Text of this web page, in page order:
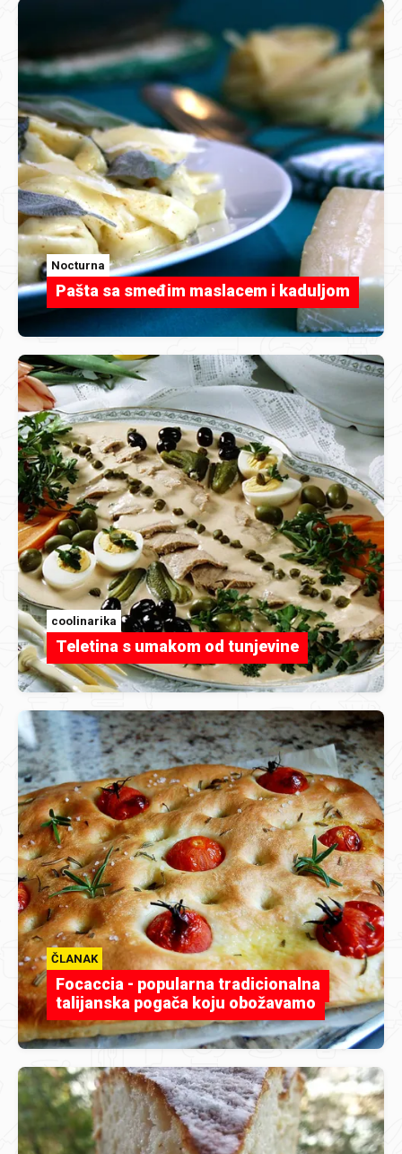
Nocturna
Pašta sa smeđim maslacem i kaduljom
coolinarika
Teletina s umakom od tunjevine
ČLANAK
Focaccia - popularna tradicionalna
talijanska pogača koju obožavamo